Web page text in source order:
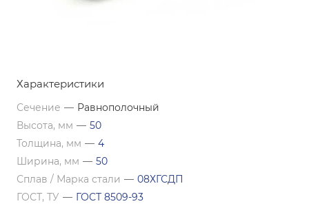
Характеристики
Сечение — Равнополочный
Высота, мм — 50
Толщина, мм — 4
Ширина, мм — 50
Сплав / Марка стали — 08ХГСДП
ГОСТ, ТУ — ГОСТ 8509-93